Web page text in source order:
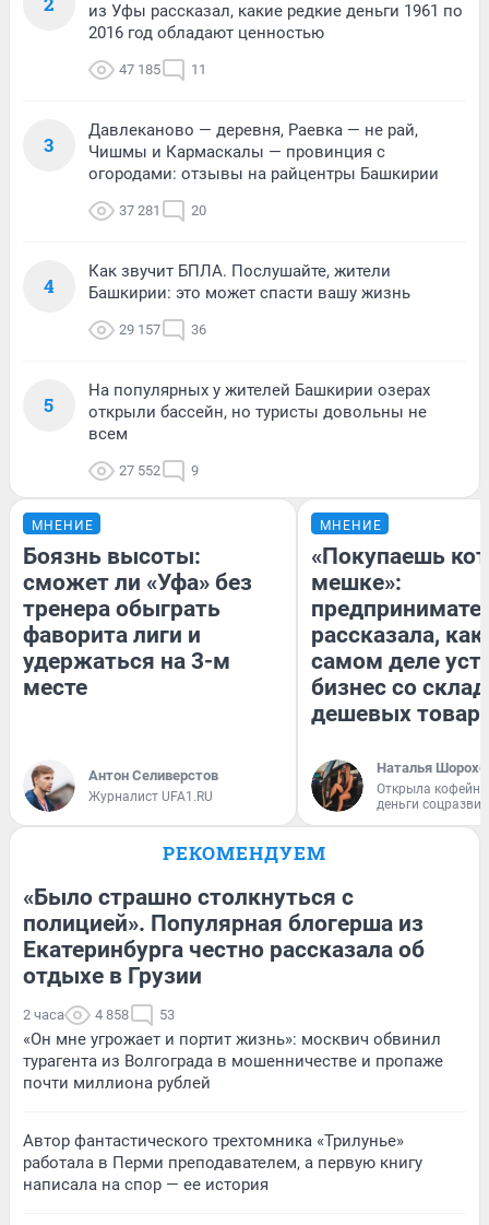
из Уфы рассказал, какие редкие деньги 1961 по
2016 год обладают ценностью
47 185 11
3
Давлеканово — деревня, Раевка — не рай,
Чишмы и Кармаскалы — провинция с
огородами: отзывы на райцентры Башкирии
37 281 20
4
Как звучит БПЛА. Послушайте, жители
Башкирии: это может спасти вашу жизнь
29 157 36
5
На популярных у жителей Башкирии озерах
открыли бассейн, но туристы довольны не
всем
27 552 9
МНЕНИЕ
Боязнь высоты:
сможет ли «Уфа» без
тренера обыграть
фаворита лиги и
удержаться на 3-м
месте
Антон Селиверстов
Журналист UFA1.RU
МНЕНИЕ
«Покупаешь
мешке»:
рассказала, как
самом деле
бизнес со
дешевых
Наталья
Открыла
деньги
РЕКОМЕНДУЕМ
«Было страшно столкнуться с
полицией». Популярная блогерша из
Екатеринбурга честно рассказала об
отдыхе в Грузии
2 часа 4 858 53
«Он мне угрожает и портит жизнь»: москвич обвинил
турагента из Волгограда в мошенничестве и пропаже
почти миллиона рублей
Автор фантастического трехтомника «Трилунье»
работала в Перми преподавателем, а первую книгу
написала на спор — ее история